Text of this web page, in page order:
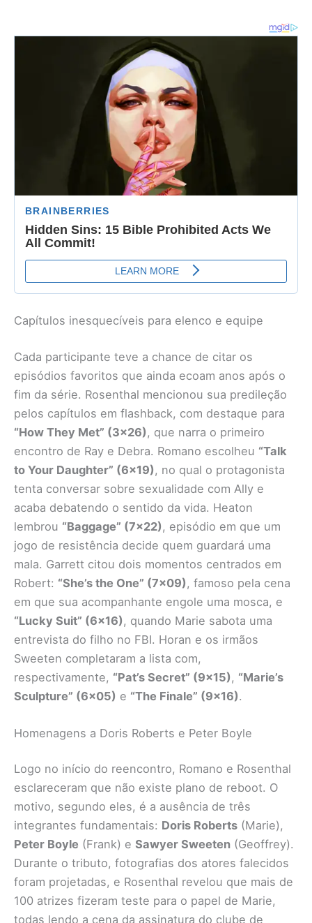
Capítulos inesquecíveis para elenco e equipe
Cada participante teve a chance de citar os
episódios favoritos que ainda ecoam anos após o
fim da série. Rosenthal mencionou sua predileção
pelos capítulos em flashback, com destaque para
“How They Met” (3×26) , que narra o primeiro
encontro de Ray e Debra. Romano escolheu “Talk
to Your Daughter” (6×19) , no qual o protagonista
tenta conversar sobre sexualidade com Ally e
acaba debatendo o sentido da vida. Heaton
lembrou “Baggage” (7×22) , episódio em que um
jogo de resistência decide quem guardará uma
mala. Garrett citou dois momentos centrados em
Robert: “She’s the One” (7×09) , famoso pela cena
em que sua acompanhante engole uma mosca, e
“Lucky Suit” (6×16) , quando Marie sabota uma
entrevista do filho no FBI. Horan e os irmãos
Sweeten completaram a lista com,
respectivamente, “Pat’s Secret” (9×15) , “Marie’s
Sculpture” (6×05) e “The Finale” (9×16).
Homenagens a Doris Roberts e Peter Boyle
Logo no início do reencontro, Romano e Rosenthal
esclareceram que não existe plano de reboot. O
motivo, segundo eles, é a ausência de três
integrantes fundamentais: Doris Roberts (Marie),
Peter Boyle (Frank) e Sawyer Sweeten (Geoffrey).
Durante o tributo, fotografias dos atores falecidos
foram projetadas, e Rosenthal revelou que mais de
100 atrizes fizeram teste para o papel de Marie,
todas lendo a cena da assinatura do clube de